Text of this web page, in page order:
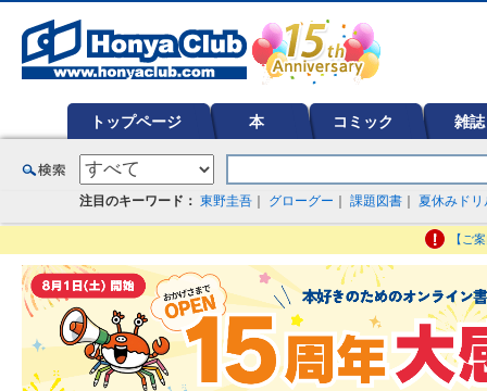
トップページ 本 コミック 雑誌
注目のキーワード： 東野圭吾 グローグー 課題図書 夏休みドリ
【ご
ど在庫も充実